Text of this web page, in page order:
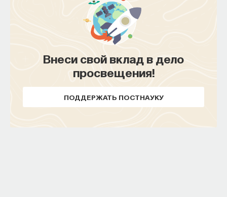
Внеси свой вклад в дело
просвещения!
ПОДДЕРЖАТЬ ПОСТНАУКУ